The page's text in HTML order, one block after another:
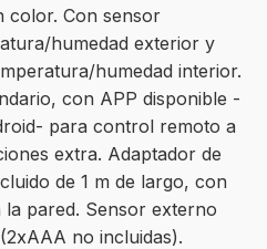
color. Con sensor
humedad exterior y
humedad interior.
con APP disponible -
para control remoto a
extra. Adaptador de
de 1 m de largo, con
pared. Sensor externo
no incluidas).